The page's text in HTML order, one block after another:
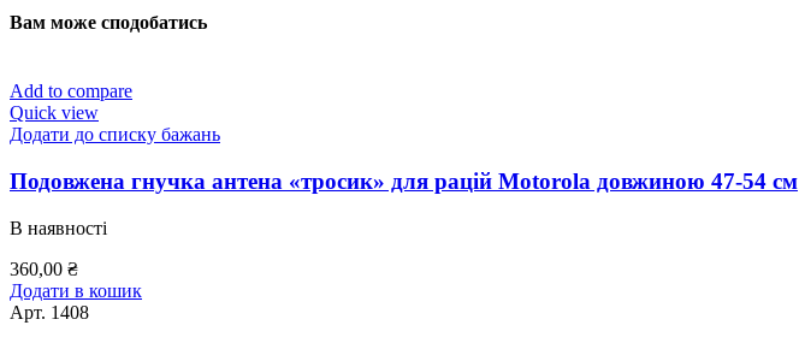
Вам може сподобатись
Add to compare
Quick view
Додати до списку бажань
Подовжена гнучка антена «тросик» для рацій Motorola довжиною 47-54 см
В наявності
360,00 ₴
Додати в кошик
Арт. 1408